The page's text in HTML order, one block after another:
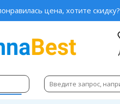
цена, хотите